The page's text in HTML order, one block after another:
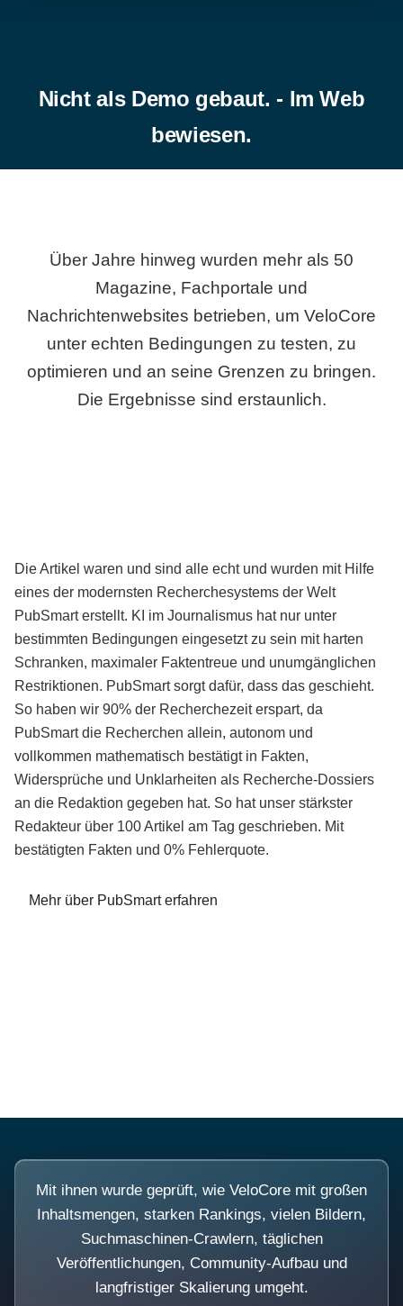
Nicht als Demo gebaut. - Im Web
bewiesen.
Über Jahre hinweg wurden mehr als 50
Magazine, Fachportale und
Nachrichtenwebsites betrieben, um VeloCore
unter echten Bedingungen zu testen, zu
optimieren und an seine Grenzen zu bringen.
Die Ergebnisse sind erstaunlich.
Die Artikel waren und sind alle echt und wurden mit Hilfe
eines der modernsten Recherchesystems der Welt
PubSmart erstellt. KI im Journalismus hat nur unter
bestimmten Bedingungen eingesetzt zu sein mit harten
Schranken, maximaler Faktentreue und unumgänglichen
Restriktionen. PubSmart sorgt dafür, dass das geschieht.
So haben wir 90% der Recherchezeit erspart, da
PubSmart die Recherchen allein, autonom und
vollkommen mathematisch bestätigt in Fakten,
Widersprüche und Unklarheiten als Recherche-Dossiers
an die Redaktion gegeben hat. So hat unser stärkster
Redakteur über 100 Artikel am Tag geschrieben. Mit
bestätigten Fakten und 0% Fehlerquote.
Mehr über PubSmart erfahren
Mit ihnen wurde geprüft, wie VeloCore mit großen
Inhaltsmengen, starken Rankings, vielen Bildern,
Suchmaschinen-Crawlern, täglichen
Veröffentlichungen, Community-Aufbau und
langfristiger Skalierung umgeht.